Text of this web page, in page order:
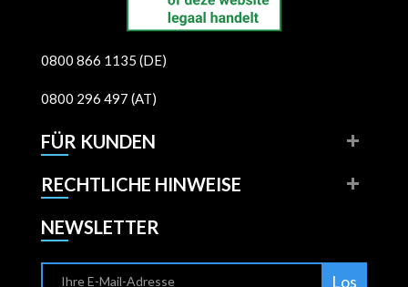
0800 866 1135 (DE)
0800 296 497 (AT)
FÜR KUNDEN
RECHTLICHE HINWEISE
NEWSLETTER
Los